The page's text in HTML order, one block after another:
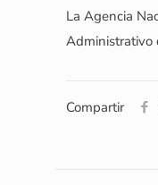
La Agencia
Administrativo
Compartir